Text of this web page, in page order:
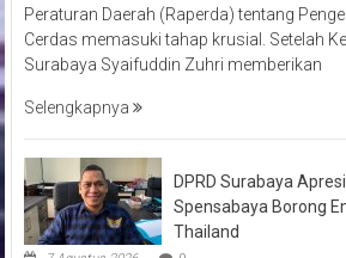
Peraturan Daerah (Raperda) tentang
Cerdas memasuki tahap krusial. Setelah
Surabaya Syaifuddin Zuhri memberikan
Selengkapnya
DPRD Surabaya
Spensabaya Borong
Thailand